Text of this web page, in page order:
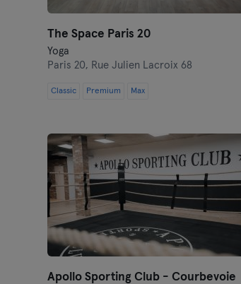
The Space Paris 20
Yoga
Paris 20, Rue Julien Lacroix 68
Classic Premium Max
Apollo Sporting Club - Courbevoie